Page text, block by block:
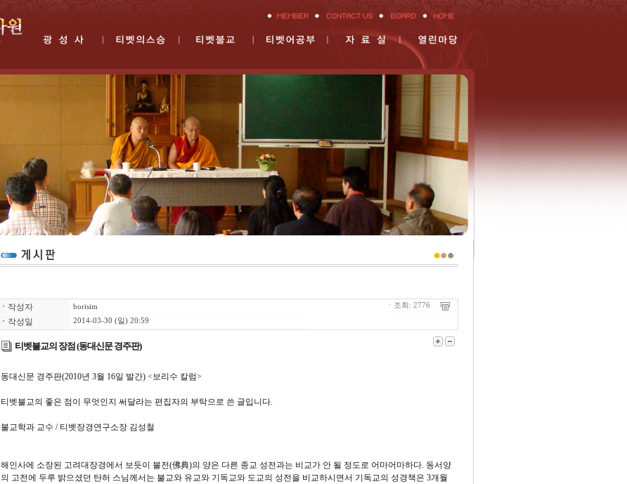
ㆍ 작성자 borisim
ㆍ 작성일 2014-03-30 (일) 20:59
ㆍ조회: 2776
티벳불교의 장점 (동대신문 경주판)
동대신문 경주판(2010년 3월 16일 발간) <보리수 칼럼>
티벳불교의 좋은 점이 무엇인지 써달라는 편집자의 부탁으로 쓴 글입니다.
불교학과 교수 / 티벳장경연구소장 김성철
해인사에 소장된 고려대장경에서 보듯이 불전(佛典)의 양은 다른 종교 성전과는 비교가 안 될 정도로 어마어마하다. 동서양
의 고전에 두루 밝으셨던 탄허 스님께서는 불교와 유교와 기독교와 도교의 성전을 비교하시면서 기독교의 성경책은 3개월